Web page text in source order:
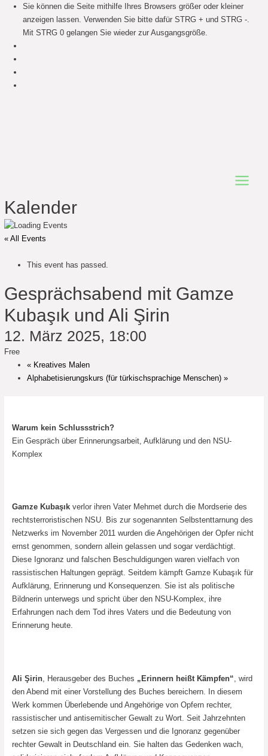
Sie können die Seite mithilfe Ihres Browsers größer oder kleiner
anzeigen lassen. Verwenden Sie bitte dafür STRG + und STRG -.
Mit STRG 0 gelangen Sie wieder zur Ausgangsgröße.
Main
Kalender
« All Events
This event has passed.
Gesprächsabend mit Gamze
Kubaşık und Ali Şirin
12. März 2025, 18:00
Free
« Kreatives Malen
Alphabetisierungskurs (für türkischsprachige Menschen)»
Warum kein Schlussstrich?
Ein Gespräch über Erinnerungsarbeit, Aufklärung und den NSU-
Komplex
Gamze Kubaşıkverlor ihren Vater Mehmet durch die Mordserie des
rechtsterroristischen NSU. Bis zur sogenannten Selbstenttarnung des
Netzwerks im November 2011 wurden die Angehörigen der Opfer nicht
ernst genommen, sondern allein gelassen und sogar verdächtigt.
Diese Ignoranz und falschen Beschuldigungen waren vielfach von
rassistischen Haltungen geprägt. Seitdem kämpft Gamze Kubaşık für
Aufklärung, Erinnerung und Konsequenzen. Sie ist als politische
Bildnerin unterwegs und spricht über den NSU-Komplex, ihre
Erfahrungen nach dem Tod ihres Vaters und die Bedeutung von
Erinnerung heute.
Ali Şirin, Herausgeber des Buches „Erinnern heißt Kämpfen“ , wird
den Abend mit einer Vorstellung des Buches bereichern. In diesem
Werk kommen Überlebende und Angehörige von Opfern rechter,
rassistischer und antisemitischer Gewalt zu Wort. Seit Jahrzehnten
setzen sie sich gegen das Vergessen und die Ignoranz gegenüber
rechter Gewalt in Deutschland ein. Sie halten das Gedenken wach,